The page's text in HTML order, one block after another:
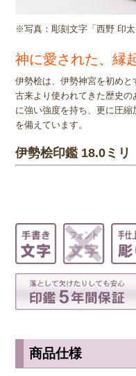
※写真：彫刻文字「西野 印太
神に愛された、縁
伊勢桧は、伊勢神宮を初めと
古来より使われてきた歴史
に強い強度を持ち、更に圧
を備えています。
伊勢桧印鑑 18.0ミリ
商品仕様